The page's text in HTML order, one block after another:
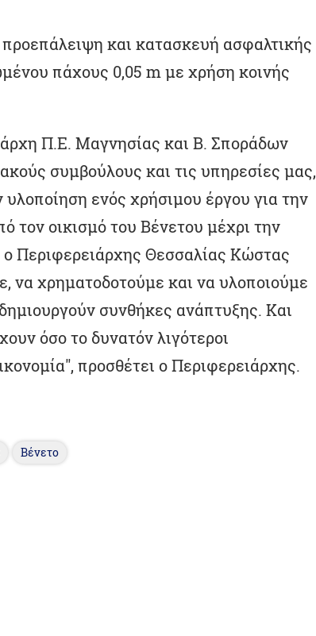
και κατασκευή ασφαλτικής
πάχους 0,05 m με χρήση κοινής
Π.Ε. Μαγνησίας και Β. Σποράδων
συμβούλους και τις υπηρεσίες μας,
υλοποίηση ενός χρήσιμου έργου για την
τον οικισμό του Βένετου μέχρι την
Περιφερειάρχης Θεσσαλίας Κώστας
να χρηματοδοτούμε και να υλοποιούμε
συνθήκες ανάπτυξης. Και
όσο το δυνατόν λιγότεροι
προσθέτει ο Περιφερειάρχης.
Βένετο